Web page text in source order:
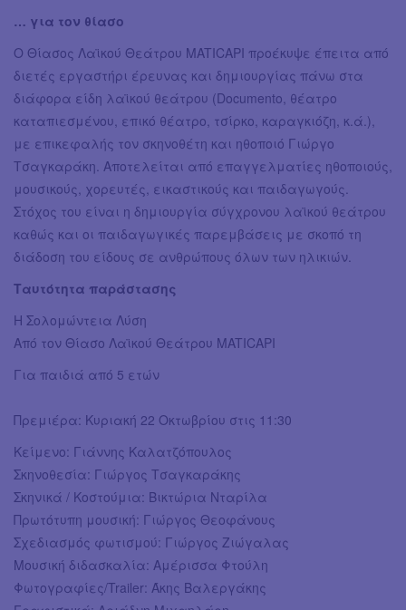
… για τον θίασο
Ο Θίασος Λαϊκού Θεάτρου MATICAPI προέκυψε έπειτα από
διετές εργαστήρι έρευνας και δημιουργίας πάνω στα
διάφορα είδη λαϊκού θεάτρου (Documento, θέατρο
καταπιεσμένου, επικό θέατρο, τσίρκο, καραγκιόζη, κ.ά.),
με επικεφαλής τον σκηνοθέτη και ηθοποιό Γιώργο
Τσαγκαράκη. Αποτελείται από επαγγελματίες ηθοποιούς,
μουσικούς, χορευτές, εικαστικούς και παιδαγωγούς.
Στόχος του είναι η δημιουργία σύγχρονου λαϊκού θεάτρου
καθώς και οι παιδαγωγικές παρεμβάσεις με σκοπό τη
διάδοση του είδους σε ανθρώπους όλων των ηλικιών.
Ταυτότητα παράστασης
Η Σολομώντεια Λύση
Από τον Θίασο Λαϊκού Θεάτρου MATICAPI
Για παιδιά από 5 ετών
Πρεμιέρα: Κυριακή 22 Οκτωβρίου στις 11:30
Κείμενο: Γιάννης Καλατζόπουλος
Σκηνοθεσία: Γιώργος Τσαγκαράκης
Σκηνικά / Κοστούμια: Βικτώρια Νταρίλα
Πρωτότυπη μουσική: Γιώργος Θεοφάνους
Σχεδιασμός φωτισμού: Γιώργος Ζιώγαλας
Μουσική διδασκαλία: Αμέρισσα Φτούλη
Φωτογραφίες/Trailer: Άκης Βαλεργάκης